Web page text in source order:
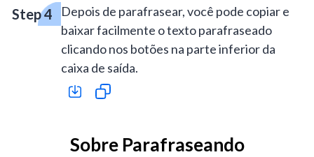
Depois de parafrasear, você pode copiar e
baixar facilmente o texto parafraseado
clicando nos botões na parte inferior da
caixa de saída.
Sobre Parafraseando